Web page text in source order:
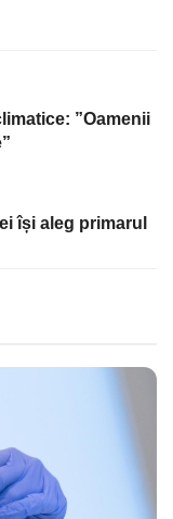
”Oamenii
își aleg primarul